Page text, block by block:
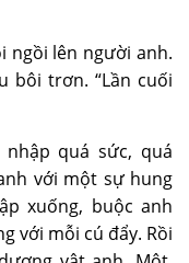
ngồi lên người anh.
bôi trơn. “Lần cuối
quá sức, quá
với một sự hung
xuống, buộc anh
với mỗi cú đẩy. Rồi